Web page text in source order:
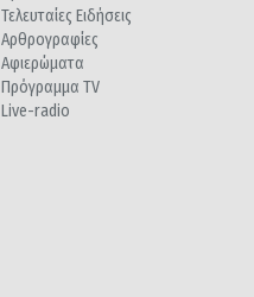
Τελευταίες Ειδήσεις
Αρθρογραφίες
Αφιερώματα
Πρόγραμμα TV
Live-radio